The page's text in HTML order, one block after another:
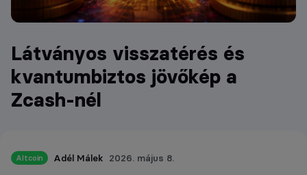
Látványos visszatérés és
kvantumbiztos jövőkép a
Zcash-nél
Altcoin Adél Málek 2026. május 8.